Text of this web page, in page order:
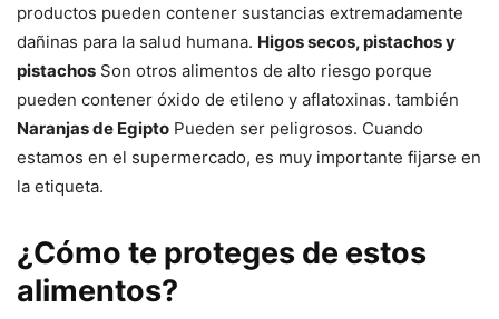
productos pueden contener sustancias extremadamente
dañinas para la salud humana. Higos secos, pistachos y
pistachos Son otros alimentos de alto riesgo porque
pueden contener óxido de etileno y aflatoxinas. también
Naranjas de Egipto Pueden ser peligrosos. Cuando
estamos en el supermercado, es muy importante fijarse en
la etiqueta.
¿Cómo te proteges de estos
alimentos?